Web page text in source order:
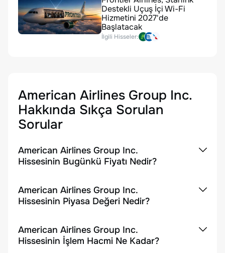
Destekli Uçuş İçi Wi-Fi
Hizmetini 2027'de
Başlatacak
İlgili Hisseler:
American Airlines Group Inc.
Hakkında Sıkça Sorulan
Sorular
American Airlines Group Inc.
Hissesinin Bugünkü Fiyatı Nedir?
American Airlines Group Inc.
Hissesinin Piyasa Değeri Nedir?
American Airlines Group Inc.
Hissesinin İşlem Hacmi Ne Kadar?